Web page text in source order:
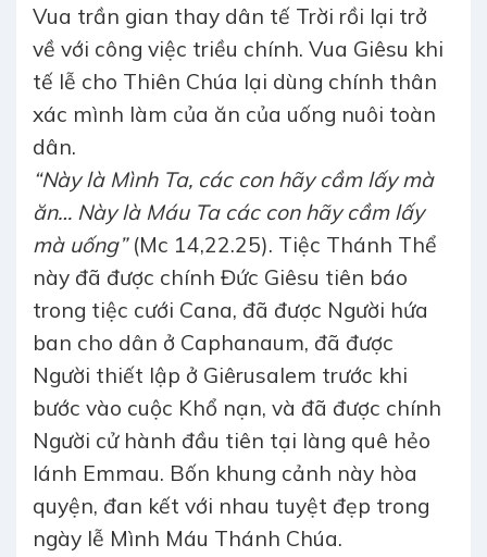
Vua trần gian thay dân tế Trời rồi lại trở
về với công việc triều chính. Vua Giêsu khi
tế lễ cho Thiên Chúa lại dùng chính thân
xác mình làm của ăn của uống nuôi toàn
dân.
“Này là Mình Ta, các con hãy cầm lấy mà
ăn… Này là Máu Ta các con hãy cầm lấy
mà uống”(Mc 14,22.25). Tiệc Thánh Thể
này đã được chính Đức Giêsu tiên báo
trong tiệc cưới Cana, đã được Người hứa
ban cho dân ở Caphanaum, đã được
Người thiết lập ở Giêrusalem trước khi
bước vào cuộc Khổ nạn, và đã được chính
Người cử hành đầu tiên tại làng quê hẻo
lánh Emmau. Bốn khung cảnh này hòa
quyện, đan kết với nhau tuyệt đẹp trong
ngày lễ Mình Máu Thánh Chúa.